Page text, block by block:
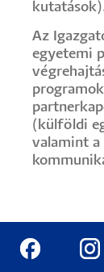
Az
egyetemi
(külföldi
valamint